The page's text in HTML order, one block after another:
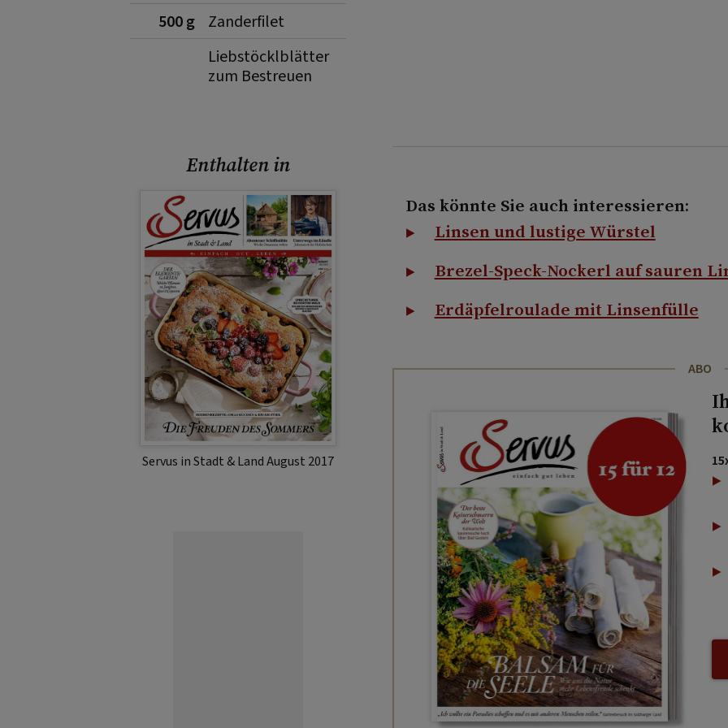
500 g
Zanderfilet
Liebstöcklblätter
zum Bestreuen
Enthalten in
Servus in Stadt & Land August 2017
Das könnte Sie auch interessieren:
Linsen und lustige Würstel
Brezel-Speck-Nockerl auf sauren
Erdäpfelroulade mit Linsenfülle
ABO